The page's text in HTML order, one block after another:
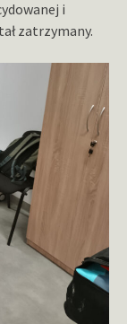
i
zatrzymany.